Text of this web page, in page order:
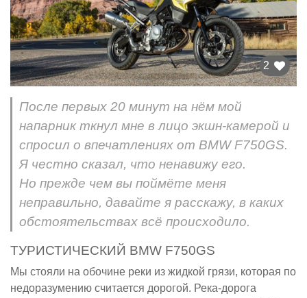
2
После первых 20 минут на нём мой
напарник ткнул мне в лицо экшн-камерой и
спросил о впечатлениях от BMW F750GS.
Я честно сказал, что ненавижу его.
Но прежде чем вы поймёте меня
неправильно, давайте я расскажу, в каких
обстоятельствах всё происходило.
ТУРИСТИЧЕСКИЙ BMW F750GS
Мы стояли на обочине реки из жидкой грязи, которая по
недоразумению считается дорогой. Река-дорога